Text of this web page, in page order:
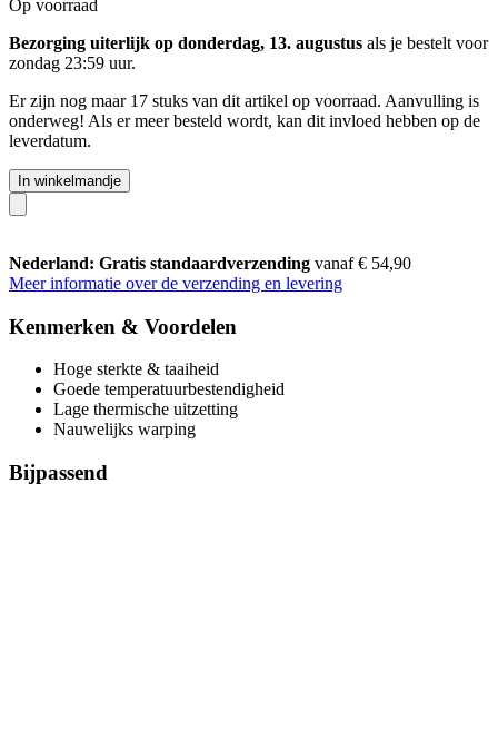
Op voorraad
Bezorging uiterlijk op donderdag, 13. augustus als je bestelt voor
zondag 23:59 uur.
Er zijn nog maar 17 stuks van dit artikel op voorraad. Aanvulling is
onderweg! Als er meer besteld wordt, kan dit invloed hebben op de
leverdatum.
In winkelmandje
Nederland: Gratis standaardverzending vanaf € 54,90
Meer informatie over de verzending en levering
Kenmerken & Voordelen
Hoge sterkte & taaiheid
Goede temperatuurbestendigheid
Lage thermische uitzetting
Nauwelijks warping
Bijpassend